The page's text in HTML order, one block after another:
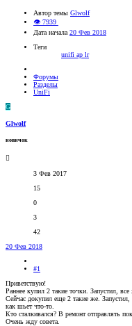
Автор темы Glwolf
👁 7939
Дата начала 20 Фев 2018
Теги
unifi ap lr
Форумы
Разделы
UniFi
G
Glwolf
новичок
3 Фев 2017
15
0
3
42
20 Фев 2018
#1
Приветствую!
Раннее купил 2 такие точки. Запустил,
Сейчас докупил еще 2 такие же.
как шьет что-то.
Кто сталкивался? В ремонт отправлять
Очень жду совета.